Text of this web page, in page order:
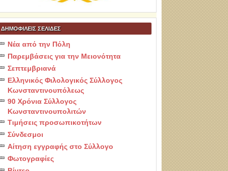
ΔΗΜΟΦΙΛΕΙΣ ΣΕΛΙΔΕΣ
Νέα από την Πόλη
Παρεμβάσεις για την Μειονότητα
Σεπτεμβριανά
Ελληνικός Φιλολογικός Σύλλογος
Κωνσταντινουπόλεως
90 Χρόνια Σύλλογος
Κωνσταντινουπολιτών
Τιμήσεις προσωπικοτήτων
Σύνδεσμοι
Αίτηση εγγραφής στο Σύλλογο
Φωτογραφίες